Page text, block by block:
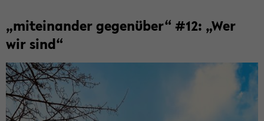
„mit­ein­an­der ge­gen­über“ #12: „Wer
wir sind“